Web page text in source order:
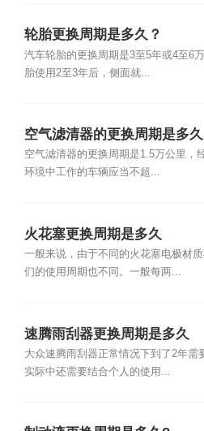
轮胎更换周期是多久？
汽车轮胎的更换周期是3至5年或4至6
胎使用2至3年后，侧面就...
空气滤清器的更换周期是多久
空气滤清器的更换周期是1.5万公里，
环境中工作的车辆应当不超...
火花塞更换周期是多久
一般来说，由于不同的火花塞电极材
们的使用周期也不同。一般每两...
速腾雨刮器更换周期是多久
大众速腾雨刮器正常情况下到了2年需
实际中还需要结合个人的使用...